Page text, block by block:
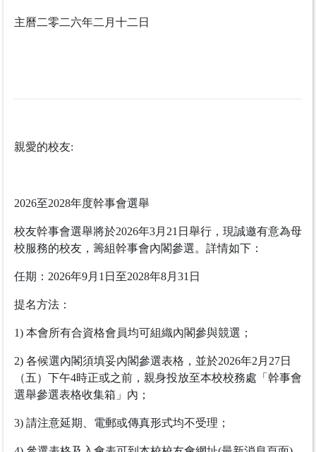
主曆二零二六年二月十二日
親愛的校友:
2026至2028年度幹事會選舉
校友幹事會選舉將於2026年3月21日舉行，現誠邀有意為母
校服務的校友，籌組幹事會內閣參選。詳情如下：
任期：2026年9月1日至2028年8月31日
提名方法：
1) 本會所有合資格會員均可組織內閣參與競選；
2) 各候選內閣須填妥內閣參選表格，並於2026年2月27日
（五）下午4時正或之前，親身投放至本校校務處「幹事會
選舉參選表格收集箱」內；
3) 請注意延期、電郵或傳真形式均不受理；